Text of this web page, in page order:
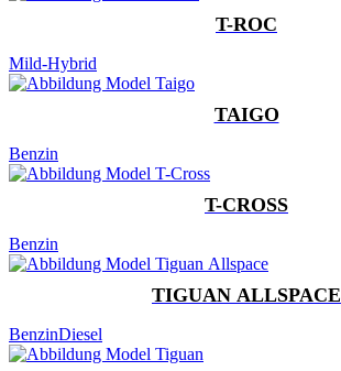
T-ROC
Mild-Hybrid
TAIGO
Benzin
T-CROSS
Benzin
TIGUAN ALLSPACE
BenzinDiesel